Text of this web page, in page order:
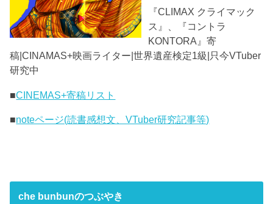
『CLIMAX クライマック
ス』、『コントラ
KONTORA』寄
稿|CINAMAS+映画ライター|世界遺産検定1級|只今VTuber
研究中
■CINEMAS+寄稿リスト
■noteページ(読書感想文、VTuber研究記事等)
che bunbunのつぶやき